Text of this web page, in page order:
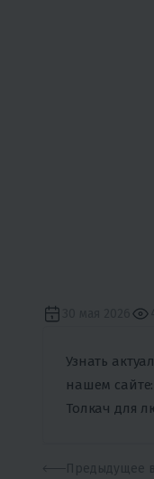
Узнать
нашем сайте:
Толкач для
Предыдущее